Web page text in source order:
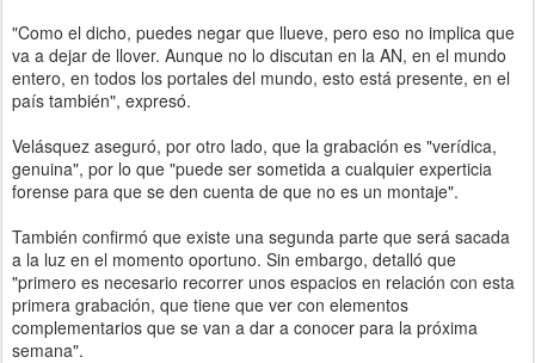
"Como el dicho, puedes negar que llueve, pero eso no implica que
va a dejar de llover. Aunque no lo discutan en la AN, en el mundo
entero, en todos los portales del mundo, esto está presente, en el
país también", expresó.
Velásquez aseguró, por otro lado, que la grabación es "verídica,
genuina", por lo que "puede ser sometida a cualquier experticia
forense para que se den cuenta de que no es un montaje".
También confirmó que existe una segunda parte que será sacada
a la luz en el momento oportuno. Sin embargo, detalló que
"primero es necesario recorrer unos espacios en relación con esta
primera grabación, que tiene que ver con elementos
complementarios que se van a dar a conocer para la próxima
semana".